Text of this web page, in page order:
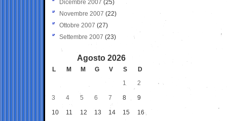
Dicembre 2007 (25)
Novembre 2007 (22)
Ottobre 2007 (27)
Settembre 2007 (23)
Agosto 2026
L M M G V S
D
1
2
3 4 5 6 7 8 9
10 11 12 13 14 15 16